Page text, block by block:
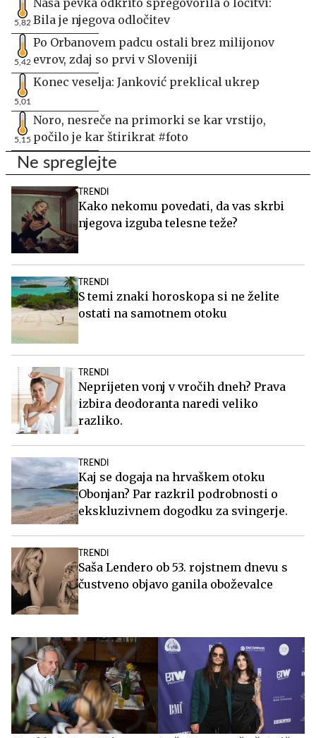
5,82 Bila je njegova odločitev
5,42
Po Orbanovem padcu ostali brez milijonov
evrov, zdaj so prvi v Sloveniji
5,01
Konec veselja: Janković preklical ukrep
5,15
Noro, nesreče na primorki se kar vrstijo,
počilo je kar štirikrat #foto
Ne spreglejte
TRENDI
Kako nekomu povedati, da vas skrbi
njegova izguba telesne teže?
TRENDI
S temi znaki horoskopa si ne želite
ostati na samotnem otoku
TRENDI
Neprijeten vonj v vročih dneh? Prava
izbira deodoranta naredi veliko
razliko.
TRENDI
Kaj se dogaja na hrvaškem otoku
Obonjan? Par razkril podrobnosti o
ekskluzivnem dogodku za svingerje.
TRENDI
Saša Lendero ob 53. rojstnem dnevu s
čustveno objavo ganila oboževalce